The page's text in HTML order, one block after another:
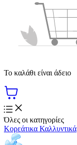
Το καλάθι είναι άδειο
Όλες οι κατηγορίες
Κορεάτικα Καλλυντικά